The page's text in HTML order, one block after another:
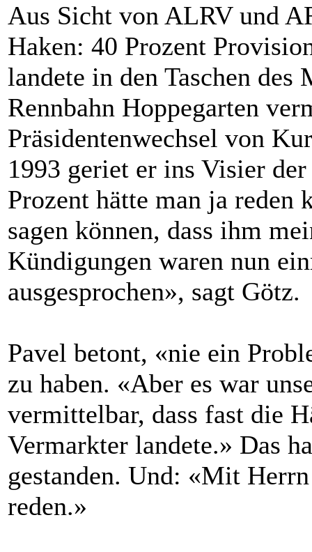
Aus Sicht von ALRV und
Haken: 40 Prozent
landete in den Taschen
Rennbahn Hoppegarten
Präsidentenwechsel von
1993 geriet er ins Visier
Prozent hätte man ja reden
sagen können, dass ihm
Kündigungen waren nun
ausgesprochen», sagt Götz.
Pavel betont, «nie ein
zu haben. «Aber es war
vermittelbar, dass fast die
Vermarkter landete.» Das
gestanden. Und: «Mit
reden.»